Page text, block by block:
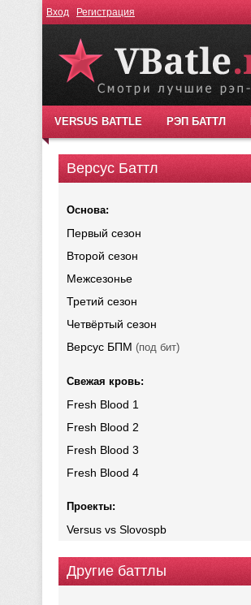
Вход Регистрация
VERSUS BATTLE РЭП БАТТЛ
Версус Баттл
Основа:
Первый сезон
Второй сезон
Межсезонье
Третий сезон
Четвёртый сезон
Версус БПМ (под бит)
Свежая кровь:
Fresh Blood 1
Fresh Blood 2
Fresh Blood 3
Fresh Blood 4
Проекты:
Versus vs Slovospb
Другие баттлы